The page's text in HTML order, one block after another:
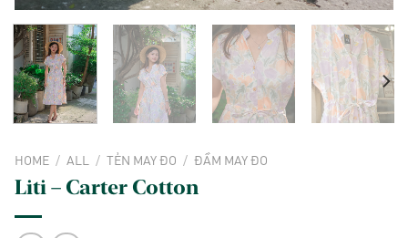
HOME / ALL / TẺN MAY ĐO / ĐẦM MAY ĐO
Liti – Carter Cotton